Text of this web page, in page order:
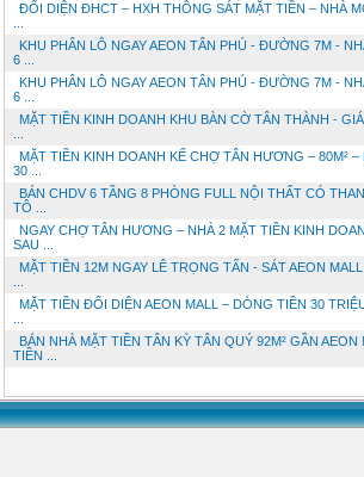
ĐỐI DIỆN ĐHCT – HXH THÔNG SÁT MẶT TIỀN – NHÀ
KHU PHÂN LÔ NGAY AEON TÂN PHÚ - ĐƯỜNG 7M -
6 ...
KHU PHÂN LÔ NGAY AEON TÂN PHÚ - ĐƯỜNG 7M -
6 ...
MẶT TIỀN KINH DOANH KHU BÀN CỜ TÂN THÀNH -
MẶT TIỀN KINH DOANH KẾ CHỢ TÂN HƯƠNG – 80M² –
30 ...
BÁN CHDV 6 TẦNG 8 PHÒNG FULL NỘI THẤT CÓ
TÔ ...
NGAY CHỢ TÂN HƯƠNG – NHÀ 2 MẶT TIỀN KINH
SAU ...
MẶT TIỀN 12M NGAY LÊ TRỌNG TẤN - SÁT AEON
MẶT TIỀN ĐỐI DIỆN AEON MALL – DÒNG TIỀN 30
BÁN NHÀ MẶT TIỀN TÂN KỲ TÂN QUÝ 92M² GẦN AEON
TIỀN ...